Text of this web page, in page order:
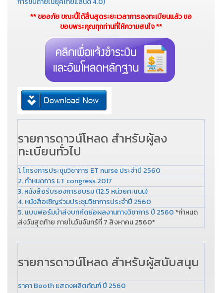
** ขออภัย ขณะนี้ได้สิ้นสุดระยะเวลาการลงทะเบียนแล้ว ขอ
ขอบพระคุณทุกท่านที่ให้ความสนใจ **
รายการดาวน์โหลด สำหรับผู้ลง
ทะเบียนทั่วไป
1. โครงการประชุมวิชาการ ET nurse ประจำปี 2560
2. กำหนดการ ET congress 2017
3. หนังสือรับรองการอบรม (12.5 หน่วยคะแนน)
4. หนังสือเชิญร่วมประชุมวิชาการประจำปี 2560
5. แบบฟอร์มนำส่งบทคัดย่อผลงานทางวิชาการ ปี 2560*กำหนด
ส่งวันสุดท้าย ภายในวันจันทร์ที่ 7 สิงหาคม 2560*
รายการดาวน์โหลด สำหรับผู้สนับสนุน
ราคา Booth แสดงผลิตภัณฑ์ ปี 2560